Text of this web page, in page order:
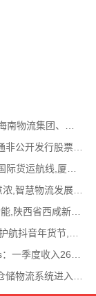
便利蜂回应关店传闻,“京石欧”中欧班列首发,申通非公开发行股票方案失效,老挝中通和老挝
百世接入DeepSeek,福州机场开通福州-雅加达国际货运航线,厦门拟立法保障网约配送员劳动权益
新春开局物流数据向好，折射经济平稳开局暖意浓,智慧物流发展迅猛，新一代信息技术深度融
Stellantis推出“免手操作、免眼观察”自动驾驶功能,陕西省西咸新区公示首批智能网联道路测试